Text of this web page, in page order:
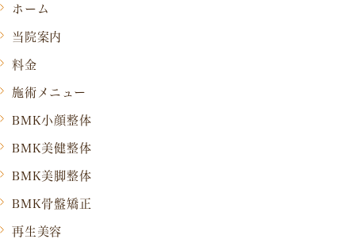
ホーム
当院案内
料金
施術メニュー
BMK小顔整体
BMK美健整体
BMK美脚整体
BMK骨盤矯正
再生美容